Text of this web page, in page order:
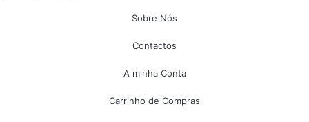
Sobre Nós
Contactos
A minha Conta
Carrinho de Compras